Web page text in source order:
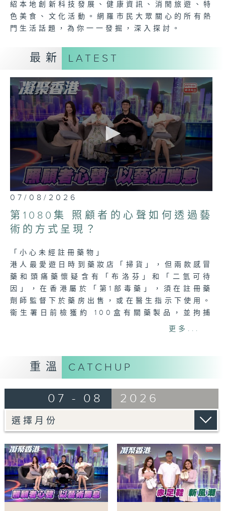
紹本地創新科技發展、健康資訊、消閒旅遊、特
色美食、文化活動。網羅市民大眾關心的所有熱
門生活話題，為你一一發掘，深入探討。
最新 LATEST
0
seconds
of
23
minutes,
7
07/08/2026
第1080集 照顧者的心聲如何透過藝
術的方式呈現？
「小心未經註冊藥物」
港人最愛遊日時到藥妝店「掃貨」，但兩款感冒
藥和頭痛藥懷疑含有「布洛芬」和「二氫可待
因」，在香港屬於「第1部毒藥」，須在註冊藥
劑師監督下於藥房出售，或在醫生指示下使用。
衞生署日前檢獲約 100盒有關藥製品，並拘捕
一人。市民購買藥物返港有甚麼風險？又會否觸
「照顧者心聲．以藝術喘息」
照顧患病親人與龐大醫療開支等，是照顧者的主
透過多位照顧者的藝術創作，真誠呈現他們在生
活與家庭間的心聲與承擔，喚起大眾對照顧者的
關注。
「雙軌人生Plus -棄銀行高薪當學廚」
郭景東在28歲時放棄穩定的銀行工，從零開始
學廚。至今成為Chef George的他，於8年間
已開設了7間餐廳，經歷過的艱難與挑戰不足為
外人道，而他仍專心一意貢獻飲食界，身體力行
更多...
重溫 CATCHUP
07 - 08 2026